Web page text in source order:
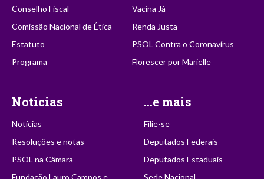
Conselho Fiscal
Comissão Nacional de Ética
Estatuto
Programa
Vacina Já
Renda Justa
PSOL Contra o Coronavírus
Florescer por Marielle
Notícias
Notícias
Resoluções e notas
PSOL na Câmara
Fundação Lauro Campos e
...e mais
Filie-se
Deputados Federais
Deputados Estaduais
Sede Nacional